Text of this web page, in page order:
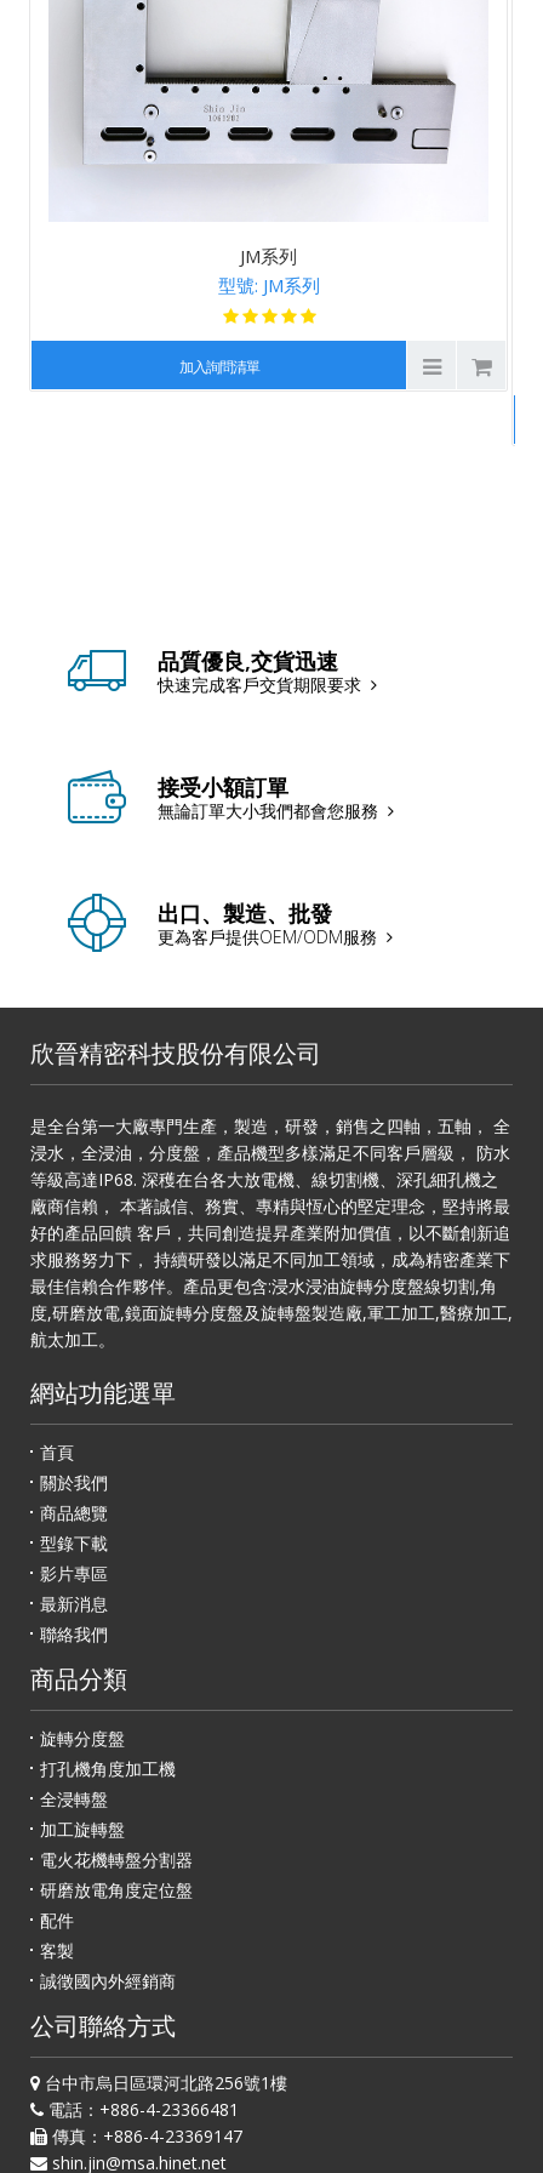
JM系列
型號: JM系列
加入詢問清單
品質優良,交貨迅速
快速完成客戶交貨期限要求
接受小額訂單
無論訂單大小我們都會您服務
出口、製造、批發
更為客戶提供OEM/ODM服務
欣晉精密科技股份有限公司
是全台第一大廠專門生產，製造，研發，銷售之四軸，五軸， 全
浸水，全浸油，分度盤，產品機型多樣滿足不同客戶層級， 防水
等級高達IP68. 深穫在台各大放電機、線切割機、深孔細孔機之
廠商信賴， 本著誠信、務實、專精與恆心的堅定理念，堅持將最
好的產品回饋 客戶，共同創造提昇產業附加價值，以不斷創新追
求服務努力下， 持續研發以滿足不同加工領域，成為精密產業下
最佳信賴合作夥伴。產品更包含:浸水浸油旋轉分度盤線切割,角
度,研磨放電,鏡面旋轉分度盤及旋轉盤製造廠,軍工加工,醫療加工,
航太加工。
網站功能選單
首頁
關於我們
商品總覽
型錄下載
影片專區
最新消息
聯絡我們
商品分類
旋轉分度盤
打孔機角度加工機
全浸轉盤
加工旋轉盤
電火花機轉盤分割器
研磨放電角度定位盤
配件
客製
誠徵國內外經銷商
公司聯絡方式
台中市烏日區環河北路256號1樓
電話：+886-4-23366481
傳真：+886-4-23369147
shin.jin@msa.hinet.net